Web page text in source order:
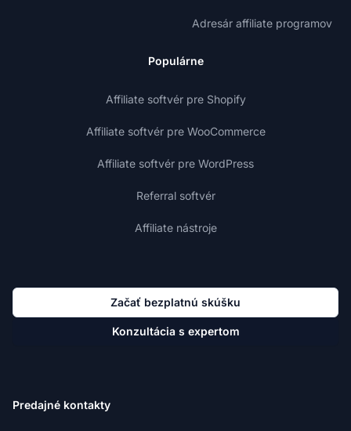
Adresár affiliate programov
Populárne
Affiliate softvér pre Shopify
Affiliate softvér pre WooCommerce
Affiliate softvér pre WordPress
Referral softvér
Affiliate nástroje
Začať bezplatnú skúšku
Konzultácia s expertom
Predajné kontakty